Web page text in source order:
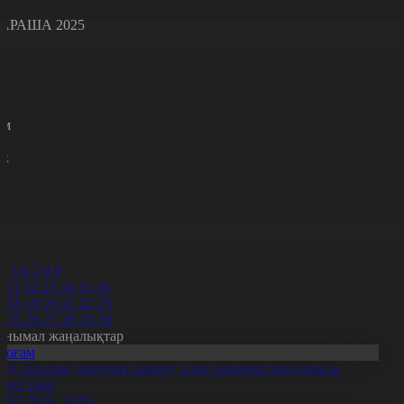
2025
5 6 7 8 9
11 12 13 14 15 16
18 19 20 21 22 23
25 26 27 28 29 30
жаңалықтар
салалық дәрігерге қаралу үшін терапевт жолдамасы
емес
20:05